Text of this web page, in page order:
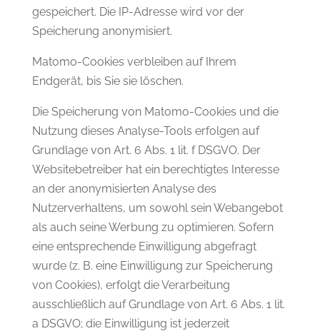
gespeichert. Die IP-Adresse wird vor der
Speicherung anonymisiert.
Matomo-Cookies verbleiben auf Ihrem
Endgerät, bis Sie sie löschen.
Die Speicherung von Matomo-Cookies und die
Nutzung dieses Analyse-Tools erfolgen auf
Grundlage von Art. 6 Abs. 1 lit. f DSGVO. Der
Websitebetreiber hat ein berechtigtes Interesse
an der anonymisierten Analyse des
Nutzerverhaltens, um sowohl sein Webangebot
als auch seine Werbung zu optimieren. Sofern
eine entsprechende Einwilligung abgefragt
wurde (z. B. eine Einwilligung zur Speicherung
von Cookies), erfolgt die Verarbeitung
ausschließlich auf Grundlage von Art. 6 Abs. 1 lit.
a DSGVO; die Einwilligung ist jederzeit